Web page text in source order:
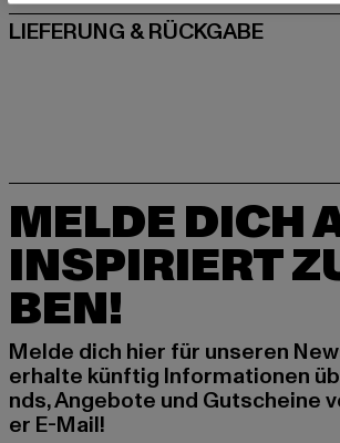
LIEFERUNG & RÜCKGABE
MELDE DICH
INSPIRIERT
BEN!
Melde dich hier für unseren
erhalte künftig Informationen
nds, Angebote und Gutscheine
er E-Mail!